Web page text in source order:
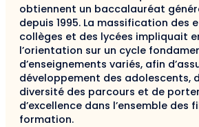
obtiennent un baccalauréat
depuis 1995. La massification des
collèges et des lycées impliquait
l’orientation sur un cycle
d’enseignements variés, afin
développement des adolescents,
diversité des parcours et de
d’excellence dans l’ensemble des
formation.